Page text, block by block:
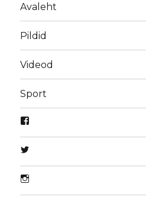
Avaleht
Pildid
Videod
Sport